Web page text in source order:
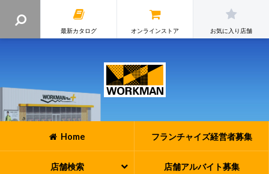
最新カタログ オンラインストア お気に入り店舗
Home フランチャイズ経営者募集
店舗検索 店舗アルバイト募集